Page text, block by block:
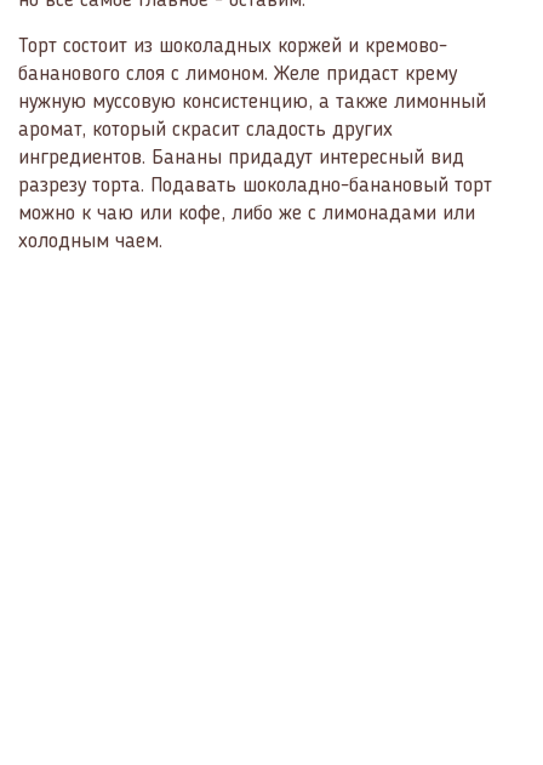
Торт состоит из шоколадных коржей и кремово-
бананового слоя с лимоном. Желе придаст крему
нужную муссовую консистенцию, а также лимонный
аромат, который скрасит сладость других
ингредиентов. Бананы придадут интересный вид
разрезу торта. Подавать шоколадно-банановый торт
можно к чаю или кофе, либо же с лимонадами или
холодным чаем.